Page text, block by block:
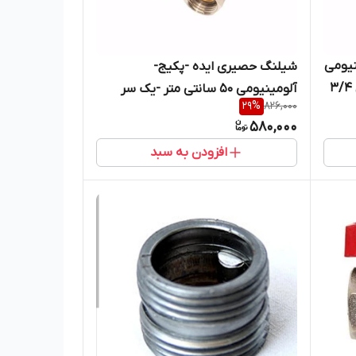
50 سانتی متر یک سر مهره برنجی 3/4
شیلنگ حصیری ایده -پکیج-
آلومینیومی 50 سانتی متر -یک سر
مهره برنجی 1/2 منتهایی
826,000
29%
580,000
افزودن به سبد